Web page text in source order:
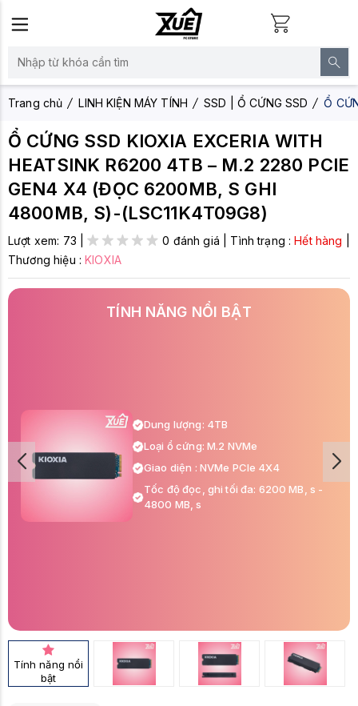
Trang chủ LINH KIỆN MÁY TÍNH SSD | Ổ CỨNG SSD Ổ
Ổ CỨNG SSD KIOXIA EXCERIA WITH
HEATSINK R6200 4TB – M.2 2280 PCIE
GEN4 X4 (ĐỌC 6200MB, S GHI
4800MB, S)-(LSC11K4T09G8)
Lượt xem: 73 | 0 đánh giá Tình trạng :Hết hàng
Thương hiệu :KIOXIA
TÍNH NĂNG NỔI BẬT
Dung lượng: 4TB
Loại ổ cứng: M.2 NVMe
Giao diện : NVMe PCIe 4X4
Tốc độ đọc, ghi tối đa: 6200 MB, s -
4800 MB, s
Tính năng nổi
bật